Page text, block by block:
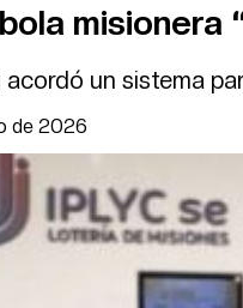
TRIBUNA TV
misionera
acordó un sistema
de 2026